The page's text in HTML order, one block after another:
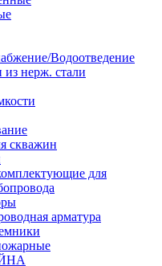
Водоотведение
нерж. стали
скважин
для
арматура